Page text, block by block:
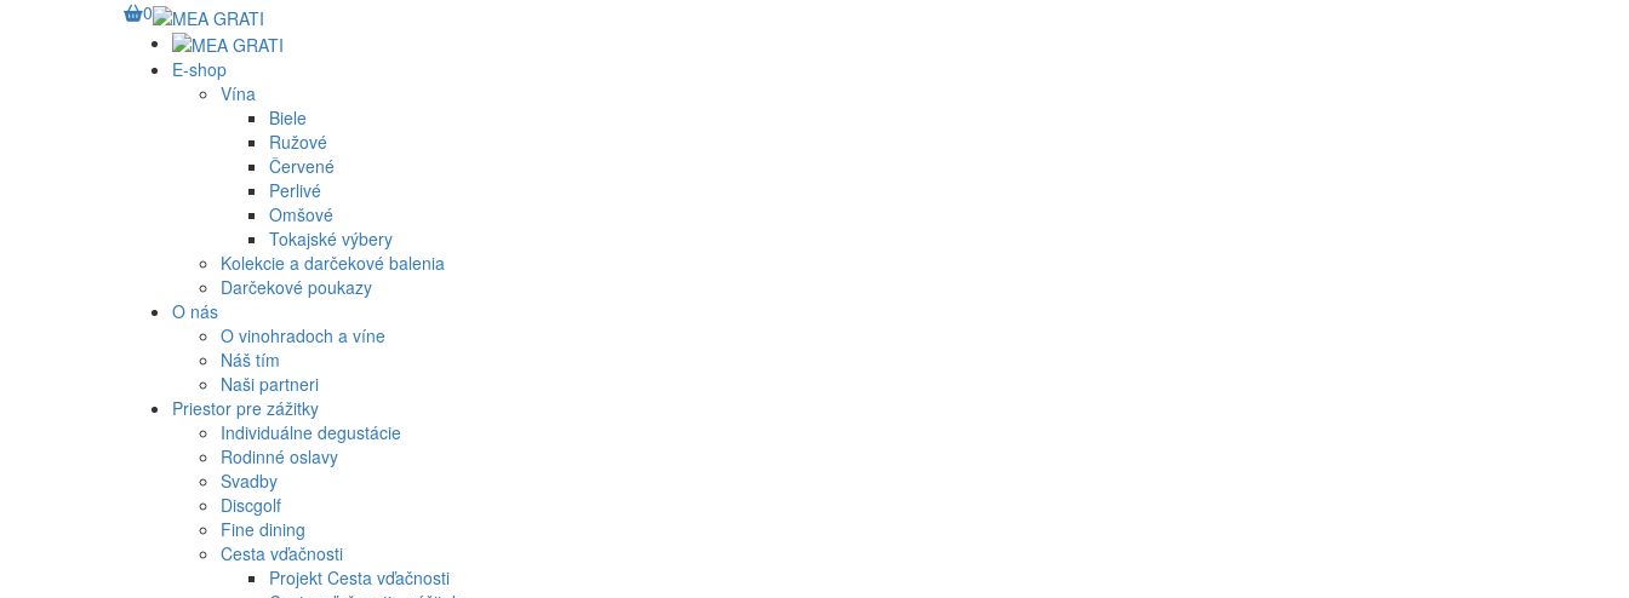
0
E-shop
Vína
Biele
Ružové
Červené
Perlivé
Omšové
Tokajské výbery
Kolekcie a darčekové balenia
Darčekové poukazy
O nás
O vinohradoch a víne
Náš tím
Naši partneri
Priestor pre zážitky
Individuálne degustácie
Rodinné oslavy
Svadby
Discgolf
Fine dining
Cesta vďačnosti
Projekt Cesta vďačnosti